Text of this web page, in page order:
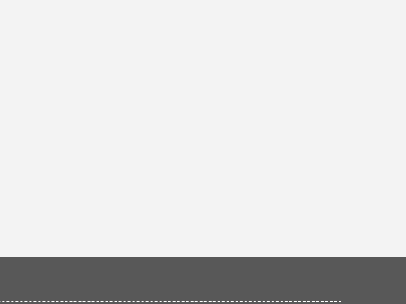
移民塞浦路斯！一步到位快速拿欧盟护照